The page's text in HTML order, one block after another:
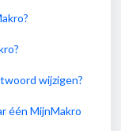
wijzigen?
één MijnMakro